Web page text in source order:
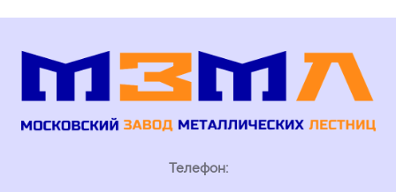
Телефон: